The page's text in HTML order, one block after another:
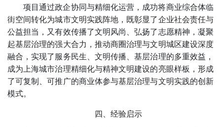
项目通过政企协同与精细化运营，成功将商业综合体临
街空间转化为城市文明实践阵地，既彰显了企业社会责任与
公益担当，又有效传播了文明风尚、弘扬了志愿精神，凝聚
起基层治理的强大合力，推动商圈治理与文明城区建设深度
融合，实现了服务民生、文明传播、基层治理的多重效益，
成为上海城市治理精细化与精神文明建设的亮眼样板，形成
了可复制、可推广的商业体参与基层治理与文明实践的创新
模式。
四、经验启示